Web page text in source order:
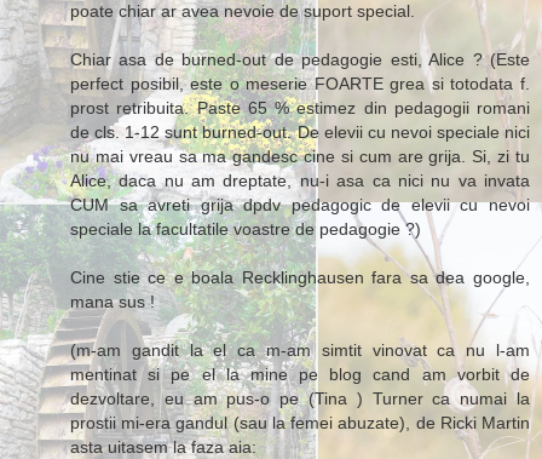
poate chiar ar avea nevoie de suport special.
Chiar asa de burned-out de pedagogie esti, Alice ? (Este
perfect posibil, este o meserie FOARTE grea si totodata f.
prost retribuita. Paste 65 % estimez din pedagogii romani
de cls. 1-12 sunt burned-out. De elevii cu nevoi speciale nici
nu mai vreau sa ma gandesc cine si cum are grija. Si, zi tu
Alice, daca nu am dreptate, nu-i asa ca nici nu va invata
CUM sa avreti grija dpdv pedagogic de elevii cu nevoi
speciale la facultatile voastre de pedagogie ?)
Cine stie ce e boala Recklinghausen fara sa dea google,
mana sus !
(m-am gandit la el ca m-am simtit vinovat ca nu l-am
mentinat si pe el la mine pe blog cand am vorbit de
dezvoltare, eu am pus-o pe (Tina ) Turner ca numai la
prostii mi-era gandul (sau la femei abuzate), de Ricki Martin
asta uitasem la faza aia: